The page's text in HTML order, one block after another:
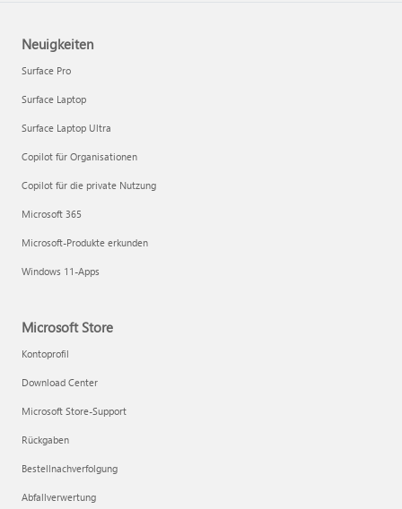
Neuigkeiten
Surface Pro
Surface Laptop
Surface Laptop Ultra
Copilot für Organisationen
Copilot für die private Nutzung
Microsoft 365
Microsoft-Produkte erkunden
Windows 11-Apps
Microsoft Store
Kontoprofil
Download Center
Microsoft Store-Support
Rückgaben
Bestellnachverfolgung
Abfallverwertung